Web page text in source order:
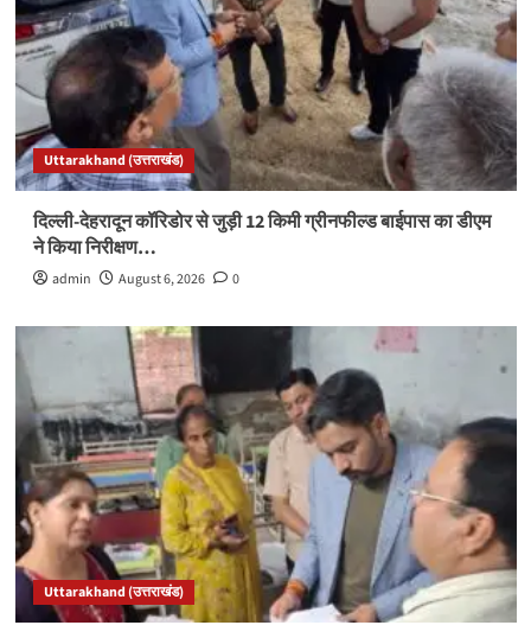
Uttarakhand (उत्तराखंड)
दिल्ली-देहरादून कॉरिडोर से जुड़ी 12 किमी ग्रीनफील्ड बाईपास का डीएम
ने किया निरीक्षण…
admin August 6, 2026 0
Uttarakhand (उत्तराखंड)